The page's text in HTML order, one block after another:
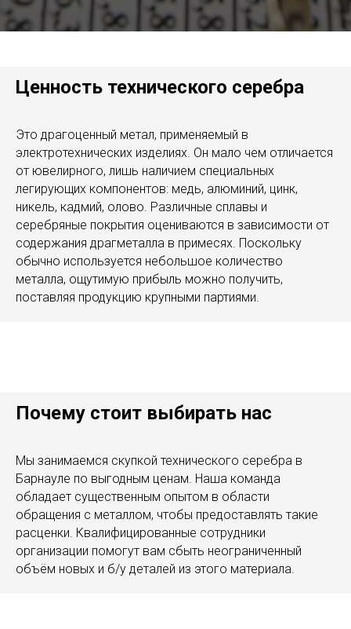
Ценность технического серебра
Это драгоценный метал, применяемый в
электротехнических изделиях. Он мало чем отличается
от ювелирного, лишь наличием специальных
легирующих компонентов: медь, алюминий, цинк,
никель, кадмий, олово. Различные сплавы и
серебряные покрытия оцениваются в зависимости от
содержания драгметалла в примесях. Поскольку
обычно используется небольшое количество
металла, ощутимую прибыль можно получить,
поставляя продукцию крупными партиями.
Почему стоит выбирать нас
Мы занимаемся скупкой технического серебра в
Барнауле по выгодным ценам. Наша команда
обладает существенным опытом в области
обращения с металлом, чтобы предоставлять такие
расценки. Квалифицированные сотрудники
организации помогут вам сбыть неограниченный
объём новых и б/у деталей из этого материала.